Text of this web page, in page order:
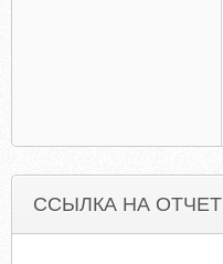
ССЫЛКА НА ОТЧЕТ